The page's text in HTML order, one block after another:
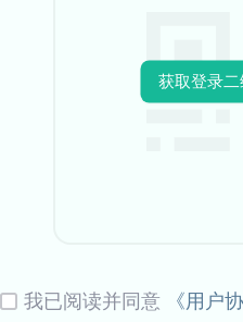
获取登录
我已阅读并同意 《用户